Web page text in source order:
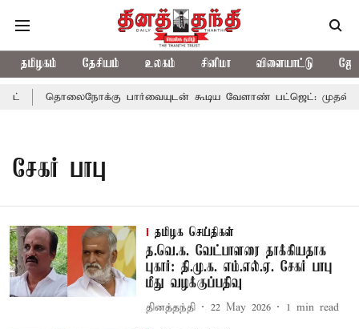
தமிழகம் தேசியம் உலகம் சினிமா விளையாட்டு
தொலைநோக்கு பார்வையுடன் கூடிய வேளாண் பட்ஜெட்: முதல்-
சேகர் பாபு
தமிழக செய்திகள்
த.வெ.க. வேட்பாளரை தாக்கியதாக
புகார்: தி.மு.க. எம்.எல்.ஏ. சேகர் பாபு
மீது வழக்குப்பதிவு
தினத்தந்தி 22 May 2026 1 min read